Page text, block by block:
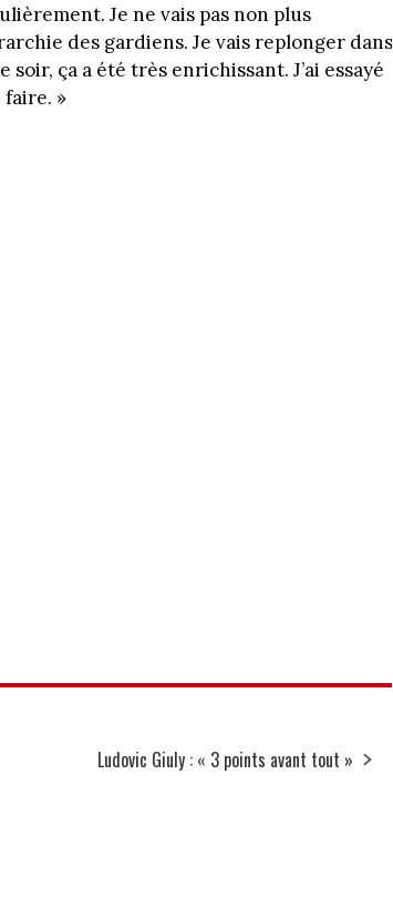
Je ne vais pas non plus
des gardiens. Je vais replonger dans
ça a été très enrichissant. J’ai essayé
»
Ludovic Giuly : « 3 points avant tout »